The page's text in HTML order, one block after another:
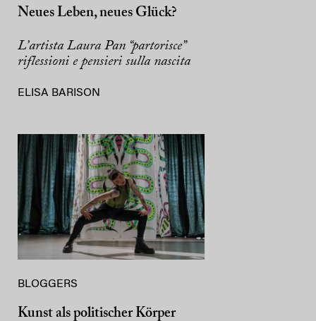
Neues Leben, neues Glück?
L’artista Laura Pan “partorisce”
riflessioni e pensieri sulla nascita
ELISA BARISON
BLOGGERS
Kunst als politischer Körper